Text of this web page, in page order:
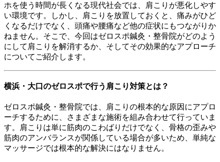
ホを使う時間が長くなる現代社会では、肩こりが悪化しやす
い環境です。しかし、肩こりを放置しておくと、痛みがひど
くなるだけでなく、頭痛や腰痛など他の症状にもつながりか
ねません。そこで、今回はゼロスポ鍼灸・整骨院がどのよう
にして肩こりを解消するか、そしてその効果的なアプローチ
についてご紹介します。
横浜・大口のゼロスポで行う肩こり対策とは？
ゼロスポ鍼灸・整骨院では、肩こりの根本的な原因にアプロ
ーチするために、さまざまな施術を組み合わせて行っていま
す。肩こりは単に筋肉のこわばりだけでなく、骨格の歪みや
筋肉のアンバランスが関係している場合が多いため、単純な
マッサージでは根本的な解決にはなりません。